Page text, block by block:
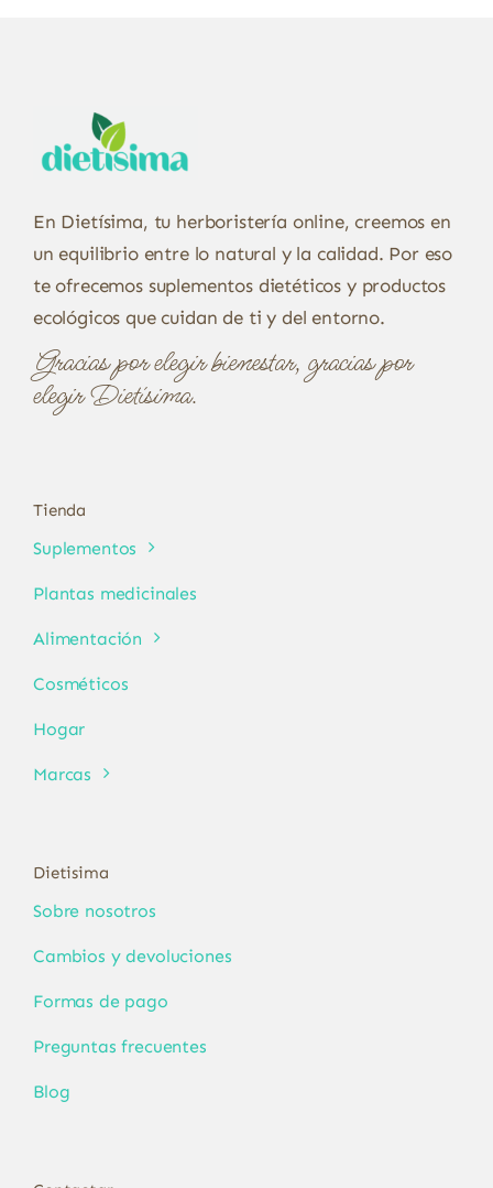
En Dietísima, tu herboristería online, creemos en
un equilibrio entre lo natural y la calidad. Por eso
te ofrecemos suplementos dietéticos y productos
ecológicos que cuidan de ti y del entorno.
Gracias por elegir bienestar, gracias por
elegir Dietísima.
Tienda
Suplementos
Plantas medicinales
Alimentación
Cosméticos
Hogar
Marcas
Dietisima
Sobre nosotros
Cambios y devoluciones
Formas de pago
Preguntas frecuentes
Blog